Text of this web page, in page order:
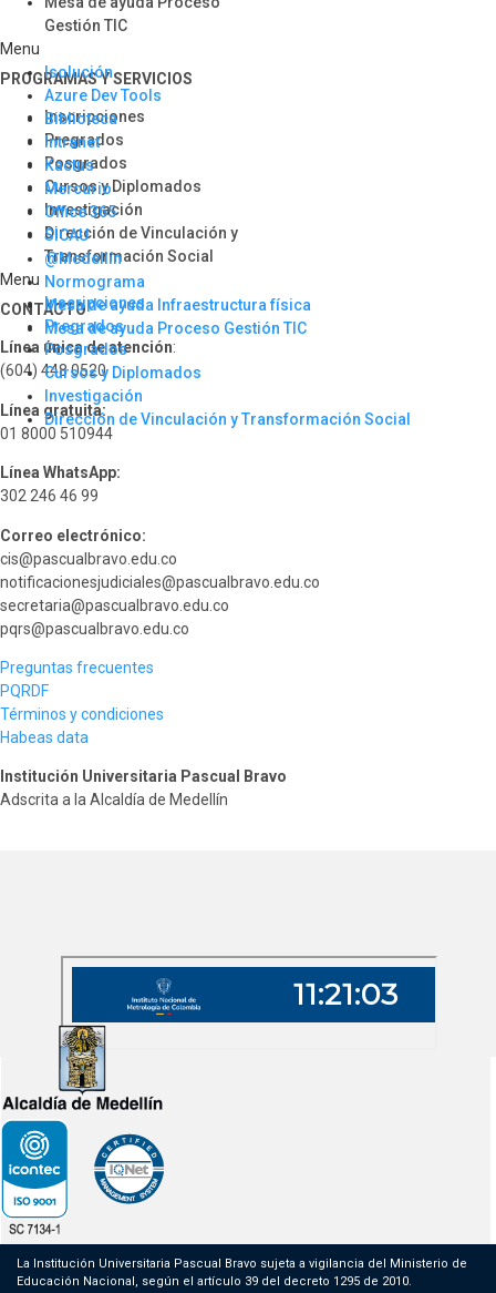
Gestión TIC
Menu
Isolución
Azure Dev Tools
Biblioteca
Intranet
Kactus
Mercurio
Office 365
SICAU
@Medellín
Normograma
Mesa de ayuda Infraestructura física
Mesa de ayuda Proceso Gestión TIC
PROGRAMAS Y SERVICIOS​
Inscripciones
Pregrados
Posgrados
Cursos y Diplomados
Investigación
Dirección de Vinculación y
Transformación Social
Menu
Inscripciones
Pregrados
Posgrados
Cursos y Diplomados
Investigación
Dirección de Vinculación y Transformación Social
CONTACTO
Línea única de atención:
(604) 448 0520
Línea gratuita:
01 8000 510944
Línea WhatsApp:
302 246 46 99
Correo electrónico:
cis@pascualbravo.edu.co
notificacionesjudiciales@pascualbravo.edu.co
secretaria@pascualbravo.edu.co
pqrs@pascualbravo.edu.co
Preguntas frecuentes
PQRDF
Términos y condiciones
Habeas data
Institución Universitaria Pascual Bravo
Adscrita a la Alcaldía de Medellín
La Institución Universitaria Pascual Bravo sujeta a vigilancia del Ministerio de
Educación Nacional, según el artículo 39 del decreto 1295 de 2010.